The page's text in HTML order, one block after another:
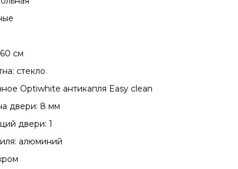
см
стекло
Optiwhite антикапля Easy clean
двери: 8 мм
двери: 1
алюминий